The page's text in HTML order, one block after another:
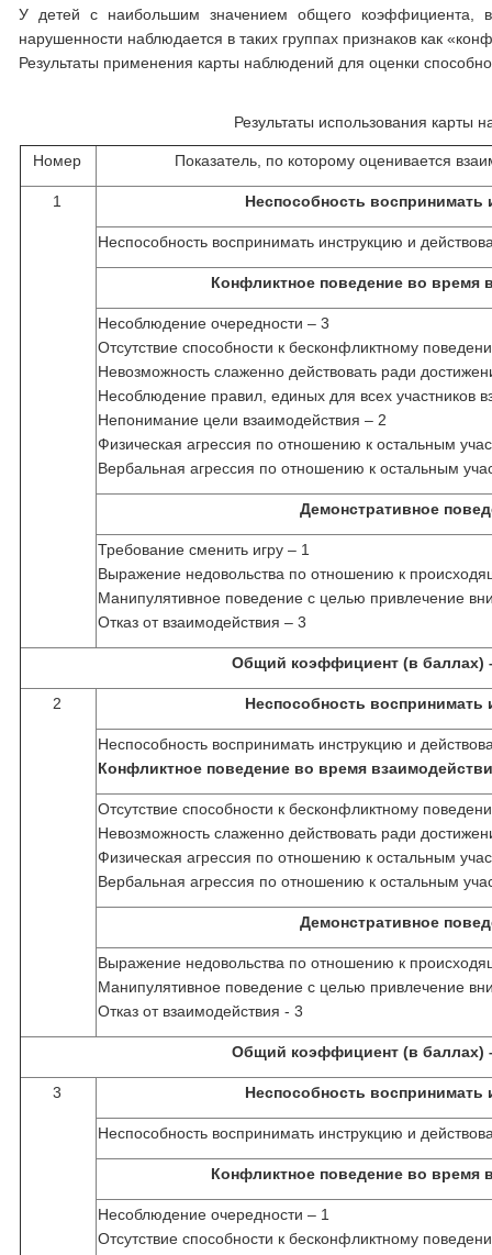
У детей с наибольшим значением общего коэффициента,
нарушенности наблюдается в таких группах признаков как
Результаты применения карты наблюдений для оценки
Результаты использования карты
Номер Показатель, по которому оценивается
1 Неспособность воспринимать
Неспособность воспринимать инструкцию и
Конфликтное поведение во время
Несоблюдение очередности – 3
Отсутствие способности к бесконфликтному
Невозможность слаженно действовать ради
Несоблюдение правил, единых для всех участников
Непонимание цели взаимодействия – 2
Физическая агрессия по отношению к остальным
Вербальная агрессия по отношению к остальным
Демонстративное
Требование сменить игру – 1
Выражение недовольства по отношению к
Манипулятивное поведение с целью привлечение
Отказ от взаимодействия – 3
Общий коэффициент (в баллах)
2 Неспособность воспринимать
Неспособность воспринимать инструкцию и
Конфликтное поведение во время
Отсутствие способности к бесконфликтному
Невозможность слаженно действовать ради
Физическая агрессия по отношению к остальным
Вербальная агрессия по отношению к остальным
Демонстративное
Выражение недовольства по отношению к
Манипулятивное поведение с целью привлечение
Отказ от взаимодействия - 3
Общий коэффициент (в баллах)
3 Неспособность воспринимать
Неспособность воспринимать инструкцию и
Конфликтное поведение во время
Несоблюдение очередности – 1
Отсутствие способности к бесконфликтному